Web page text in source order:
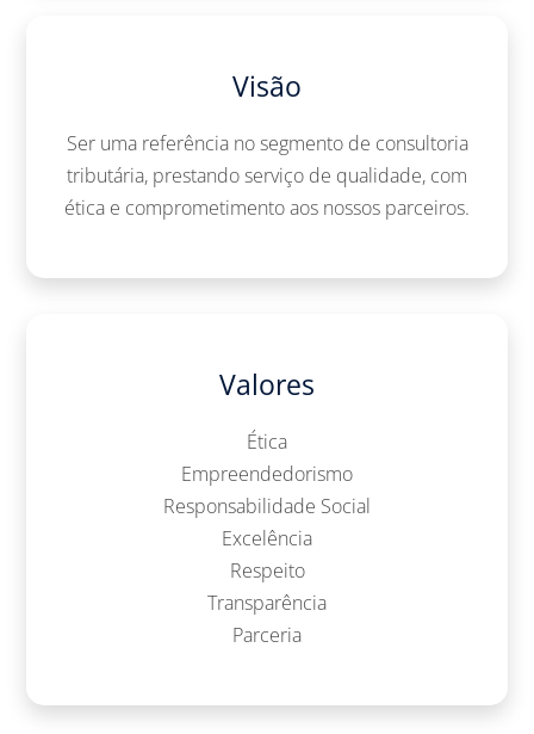
Visão
Ser uma referência no segmento de consultoria
tributária, prestando serviço de qualidade, com
ética e comprometimento aos nossos parceiros.
Valores
Ética
Empreendedorismo
Responsabilidade Social
Excelência
Respeito
Transparência
Parceria